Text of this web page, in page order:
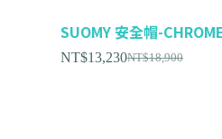
SUOMY 安全帽-
NT$18,900
NT$13,230